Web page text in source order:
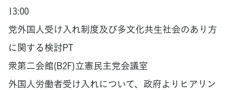
13:00
党外国人受け入れ制度及び多文化共生社会のあり方
に関する検討PT
衆第二会館(B2F)立憲民主党会議室
外国人労働者受け入れについて、政府よりヒアリン